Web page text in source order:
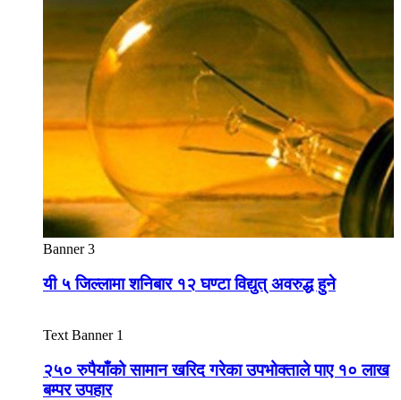
Banner 3
यी ५ जिल्लामा शनिबार १२ घण्टा विद्युत् अवरुद्ध हुने
Text Banner 1
२५० रुपैयाँको सामान खरिद गरेका उपभोक्ताले पाए १० लाख
बम्पर उपहार